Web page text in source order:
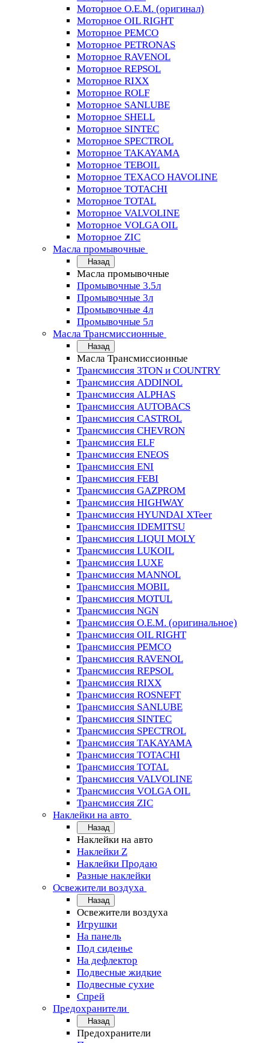
Моторное O.E.M. (оригинал)
Моторное OIL RIGHT
Моторное PEMCO
Моторное PETRONAS
Моторное RAVENOL
Моторное REPSOL
Моторное RIXX
Моторное ROLF
Моторное SANLUBE
Моторное SHELL
Моторное SINTEC
Моторное SPECTROL
Моторное TAKAYAMA
Моторное TEBOIL
Моторное TEXACO HAVOLINE
Моторное TOTACHI
Моторное TOTAL
Моторное VALVOLINE
Моторное VOLGA OIL
Моторное ZIC
Масла промывочные
Назад
Масла промывочные
Промывочные 3.5л
Промывочные 3л
Промывочные 4л
Промывочные 5л
Масла Трансмиссионные
Назад
Масла Трансмиссионные
Трансмиссия 3TON и COUNTRY
Трансмиссия ADDINOL
Трансмиссия ALPHAS
Трансмиссия AUTOBACS
Трансмиссия CASTROL
Трансмиссия CHEVRON
Трансмиссия ELF
Трансмиссия ENEOS
Трансмиссия ENI
Трансмиссия FEBI
Трансмиссия GAZPROM
Трансмиссия HIGHWAY
Трансмиссия HYUNDAI XTeer
Трансмиссия IDEMITSU
Трансмиссия LIQUI MOLY
Трансмиссия LUKOIL
Трансмиссия LUXE
Трансмиссия MANNOL
Трансмиссия MOBIL
Трансмиссия MOTUL
Трансмиссия NGN
Трансмиссия O.E.M. (оригинальное)
Трансмиссия OIL RIGHT
Трансмиссия PEMCO
Трансмиссия RAVENOL
Трансмиссия REPSOL
Трансмиссия RIXX
Трансмиссия ROSNEFT
Трансмиссия SANLUBE
Трансмиссия SINTEC
Трансмиссия SPECTROL
Трансмиссия TAKAYAMA
Трансмиссия TOTACHI
Трансмиссия TOTAL
Трансмиссия VALVOLINE
Трансмиссия VOLGA OIL
Трансмиссия ZIC
Наклейки на авто
Назад
Наклейки на авто
Наклейки Z
Наклейки Продаю
Разные наклейки
Освежители воздуха
Назад
Освежители воздуха
Игрушки
На панель
Под сиденье
На дефлектор
Подвесные жидкие
Подвесные сухие
Спрей
Предохранители
Назад
Предохранители